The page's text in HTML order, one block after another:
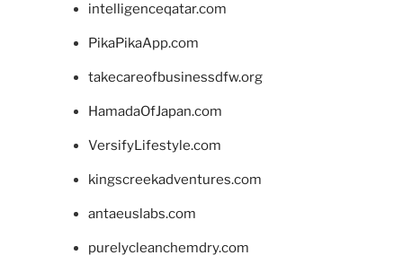
intelligenceqatar.com
PikaPikaApp.com
takecareofbusinessdfw.org
HamadaOfJapan.com
VersifyLifestyle.com
kingscreekadventures.com
antaeuslabs.com
purelycleanchemdry.com